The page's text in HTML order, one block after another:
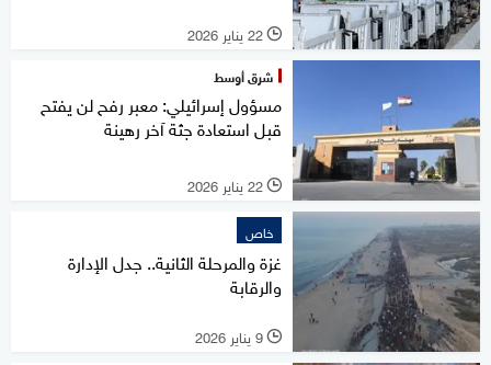
l 22 يناير 2026
شرق أوسط
مسؤول إسرائيلي: معبر رفح لن يفتح
قبل استعادة جثة آخر رهينة
l 22 يناير 2026
خاص
غزة والمرحلة الثانية.. جدل الإدارة
والرقابة
l 9 يناير 2026